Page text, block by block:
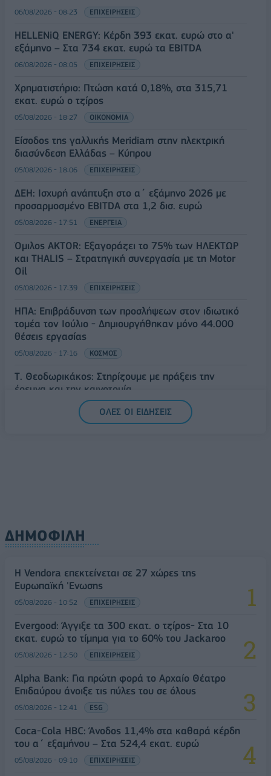
06/08/2026 - 08:23 ΕΠΙΧΕΙΡΗΣΕΙΣ
HELLENiQ ENERGY: Κέρδη 393 εκατ. ευρώ στο α'
εξάμηνο – Στα 734 εκατ. ευρώ τα EBITDA
06/08/2026 - 08:05 ΕΠΙΧΕΙΡΗΣΕΙΣ
Χρηματιστήριο: Πτώση κατά 0,18%, στα 315,71
εκατ. ευρώ ο τζίρος
05/08/2026 - 18:27 ΟΙΚΟΝΟΜΙΑ
Είσοδος της γαλλικής Meridiam στην ηλεκτρική
διασύνδεση Ελλάδας – Κύπρου
05/08/2026 - 18:06 ΕΠΙΧΕΙΡΗΣΕΙΣ
ΔΕΗ: Ισχυρή ανάπτυξη στο α΄ εξάμηνο 2026 με
προσαρμοσμένο EBITDA στα 1,2 δισ. ευρώ
05/08/2026 - 17:51 ΕΝΕΡΓΕΙΑ
Όμιλος AKTOR: Εξαγοράζει το 75% των ΗΛΕΚΤΩΡ
και THALIS – Στρατηγική συνεργασία με τη Motor
Oil
05/08/2026 - 17:39 ΕΠΙΧΕΙΡΗΣΕΙΣ
ΗΠΑ: Επιβράδυνση των προσλήψεων στον ιδιωτικό
τομέα τον Ιούλιο - Δημιουργήθηκαν μόνο 44.000
θέσεις εργασίας
05/08/2026 - 17:16 ΚΟΣΜΟΣ
Τ. Θεοδωρικάκος: Στηρίζουμε με πράξεις την
έρευνα και την καινοτομία
ΟΛΕΣ ΟΙ ΕΙΔΗΣΕΙΣ
ΔΗΜΟΦΙΛΗ
Η Vendora επεκτείνεται σε 27 χώρες της
Ευρωπαϊκή 'Ενωσης
05/08/2026 - 10:52 ΕΠΙΧΕΙΡΗΣΕΙΣ
Evergood: Άγγιξε τα 300 εκατ. ο τζίρος- Στα 10
εκατ. ευρώ το τίμημα για το 60% του Jackaroo
05/08/2026 - 12:50 ΕΠΙΧΕΙΡΗΣΕΙΣ
Alpha Bank: Για πρώτη φορά το Αρχαίο Θέατρο
Επιδαύρου άνοιξε τις πύλες του σε όλους
05/08/2026 - 12:41 ESG
Coca-Cola HBC: Άνοδος 11,4% στα καθαρά κέρδη
του α΄ εξαμήνου – Στα 524,4 εκατ. ευρώ
05/08/2026 - 09:10 ΕΠΙΧΕΙΡΗΣΕΙΣ